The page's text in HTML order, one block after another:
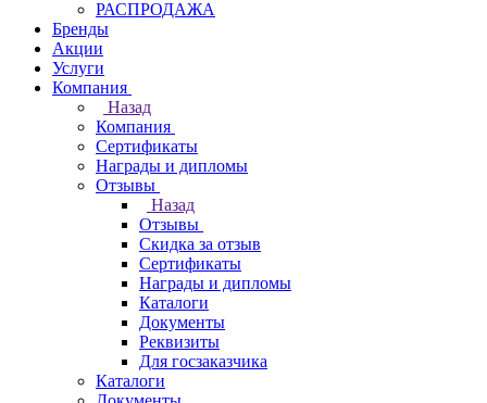
РАСПРОДАЖА
Бренды
Акции
Услуги
Компания
Назад
Компания
Сертификаты
Награды и дипломы
Отзывы
Назад
Отзывы
Скидка за отзыв
Сертификаты
Награды и дипломы
Каталоги
Документы
Реквизиты
Для госзаказчика
Каталоги